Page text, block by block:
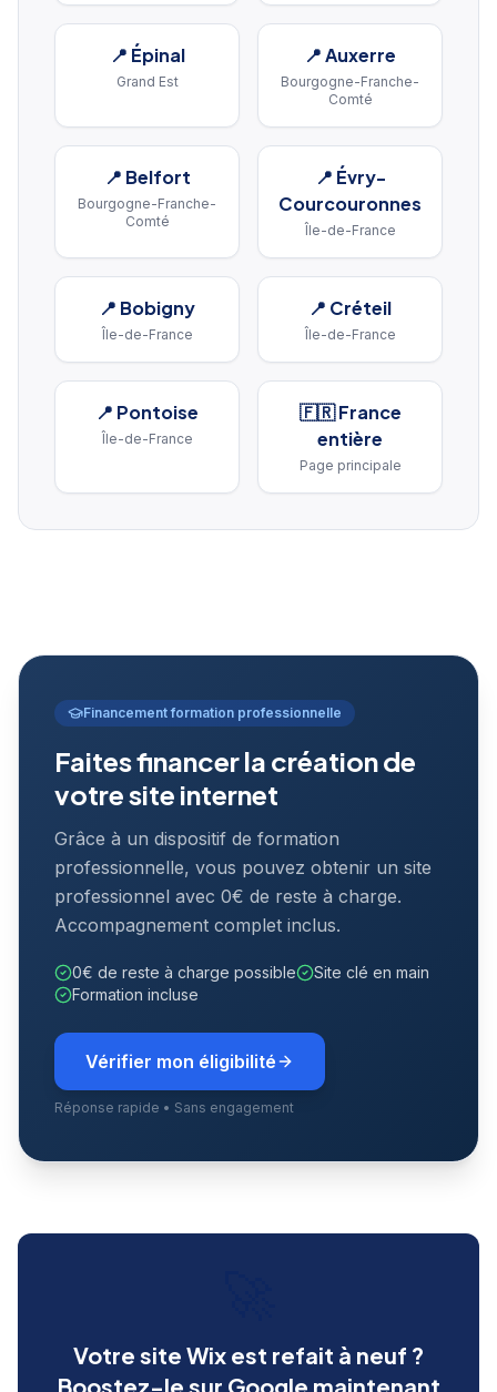
📍 Épinal
Grand Est
📍Auxerre
Bourgogne-Franche-
Comté
📍 Belfort
Bourgogne-Franche-
Comté
📍 Évry-
Courcouronnes
Île-de-France
📍 Bobigny
Île-de-France
📍 Créteil
Île-de-France
📍 Pontoise
Île-de-France
🇫🇷 France
entière
Page principale
Financement formation professionnelle
Faites financer la création de
votre site internet
Grâce à un dispositif de formation
professionnelle, vous pouvez obtenir un site
professionnel avec 0€ de reste à charge.
Accompagnement complet inclus.
0€ de reste à charge possible
Site clé en main
Formation incluse
Vérifier mon éligibilité
Réponse rapide • Sans engagement
Votre site Wix est refait à neuf ?
Boostez-le sur Google maintenant